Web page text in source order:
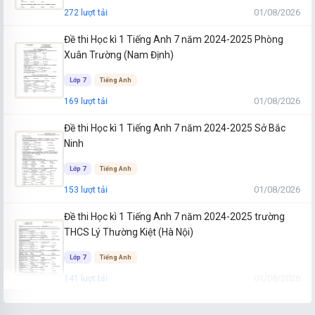
Thi ngay → 31/07/2026
Đề tuyển sinh vào lớp 10 Tiếng Anh năm 2026-2027 Hà Tĩnh
40 câu149 lượt thi Hà Tĩnh
272 lượt tải 01/08/2026
Đề thi Học kì 1 Tiếng Anh 7 năm 2024-2025 Phòng
Xuân Trường (Nam Định)
Lớp 7 Tiếng Anh
169 lượt tải 01/08/2026
Đề thi Học kì 1 Tiếng Anh 7 năm 2024-2025 Sở Bắc
Ninh
Lớp 7 Tiếng Anh
153 lượt tải 01/08/2026
Đề thi Học kì 1 Tiếng Anh 7 năm 2024-2025 trường
THCS Lý Thường Kiệt (Hà Nội)
Lớp 7 Tiếng Anh
141 lượt tải